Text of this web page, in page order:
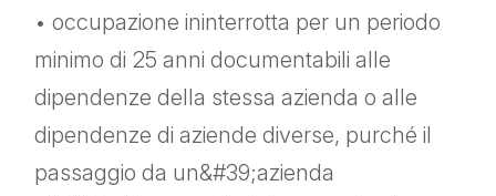
• occupazione ininterrotta per un periodo
minimo di 25 anni documentabili alle
dipendenze della stessa azienda o alle
dipendenze di aziende diverse, purché il
passaggio da un&#39;azienda